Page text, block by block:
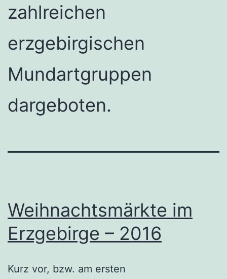
zahlreichen
erzgebirgischen
Mundartgruppen
dargeboten.
Weihnachtsmärkte im
Erzgebirge – 2016
Kurz vor, bzw. am ersten